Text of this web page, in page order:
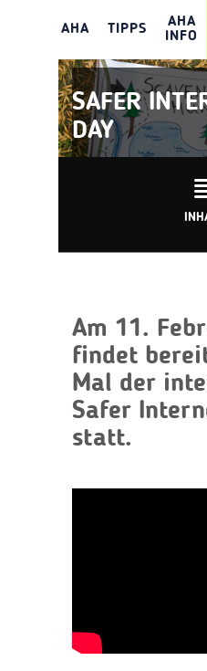
AHA TIPPS
AHA
INFO
SAFER
DAY
Am 11.
findet
Mal der
Safer
statt.